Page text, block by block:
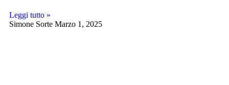
Leggi tutto »
Simone Sorte Marzo 1, 2025